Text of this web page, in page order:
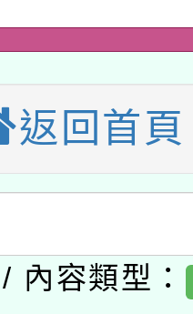
計畫」一案
體解謎活動
國民及學前
範大學辦
進學校輔導
實施計畫
育研究院
育政策研討
趨勢與發展
國民及學前
教育局辦理
研習實施計
坊新北場」
灣師範大學
學習中心
班」招生簡
立成功大學
平台-教案
及學前教
返回首頁
容類型：